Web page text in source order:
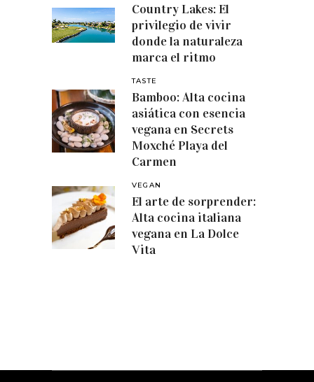
Country Lakes: El
privilegio de vivir
donde la naturaleza
marca el ritmo
TASTE
Bamboo: Alta cocina
asiática con esencia
vegana en Secrets
Moxché Playa del
Carmen
VEGAN
El arte de sorprender:
Alta cocina italiana
vegana en La Dolce
Vita